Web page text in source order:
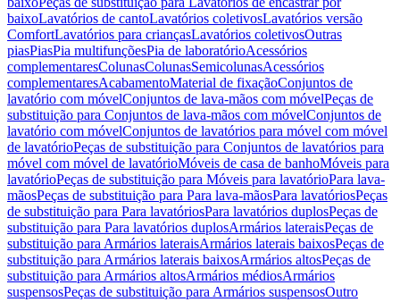
baixoLavatórios de cantoLavatórios coletivosLavatórios versão
ComfortLavatórios para criançasLavatórios coletivosOutras
piasPiasPia multifunçõesPia de laboratórioAcessórios
complementaresColunasColunasSemicolunasAcessórios
complementaresAcabamentoMaterial de fixaçãoConjuntos de
lavatório com móvelConjuntos de lava-mãos com móvelPeças de
substituição para Conjuntos de lava-mãos com móvelConjuntos de
lavatório com móvelConjuntos de lavatórios para móvel com móvel
de lavatórioPeças de substituição para Conjuntos de lavatórios para
móvel com móvel de lavatórioMóveis de casa de banhoMóveis para
lavatórioPeças de substituição para Móveis para lavatórioPara lava-
mãosPeças de substituição para Para lava-mãosPara lavatóriosPeças
de substituição para Para lavatóriosPara lavatórios duplosPeças de
substituição para Para lavatórios duplosArmários lateraisPeças de
substituição para Armários lateraisArmários laterais baixosPeças de
substituição para Armários laterais baixosArmários altosPeças de
substituição para Armários altosArmários médiosArmários
suspensosPeças de substituição para Armários suspensosOutro